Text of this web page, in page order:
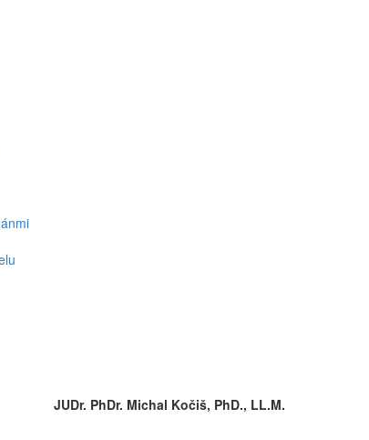
JUDr. PhDr. Michal Kočiš, PhD., LL.M.